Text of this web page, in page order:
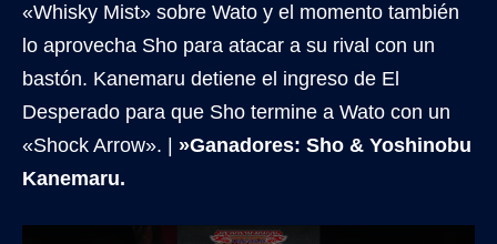
«Whisky Mist» sobre Wato y el momento también
lo aprovecha Sho para atacar a su rival con un
bastón. Kanemaru detiene el ingreso de El
Desperado para que Sho termine a Wato con un
«Shock Arrow». | »Ganadores: Sho & Yoshinobu
Kanemaru.